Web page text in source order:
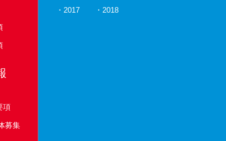
項
募集
2017 2018